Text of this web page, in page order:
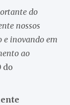
do
nossos
e inovando em
ao
do